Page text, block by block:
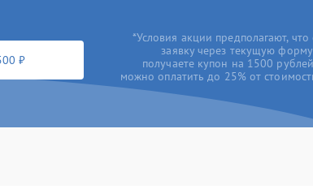
₽
*Условия акции предполагают, что
заявку через текущую
получаете купон на 1500
можно оплатить до 25% от